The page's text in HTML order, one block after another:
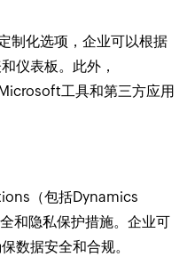
制化选项，企业可以根据
仪表板。此外，
工具和第三方应用
（包括Dynamics
和隐私保护措施。企业可
数据安全和合规。